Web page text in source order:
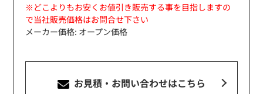
※どこよりもお安くお値引き販売する事を目指しますの
で当社販売価格はお問合せ下さい
メーカー価格: オープン価格
お見積・お問い合わせはこちら